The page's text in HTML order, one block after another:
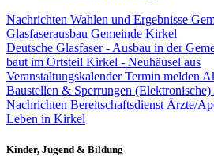
Nachrichten Wahlen und Ergebnisse
Glasfaserausbau Gemeinde Kirkel
Deutsche Glasfaser - Ausbau in der
baut im Ortsteil Kirkel - Neuhäusel aus
VeranstaltungskalenderTermin melden
Baustellen & Sperrungen (Elektronische)
Nachrichten Bereitschaftsdienst Ärzte/
Leben in Kirkel
Kinder, Jugend & Bildung